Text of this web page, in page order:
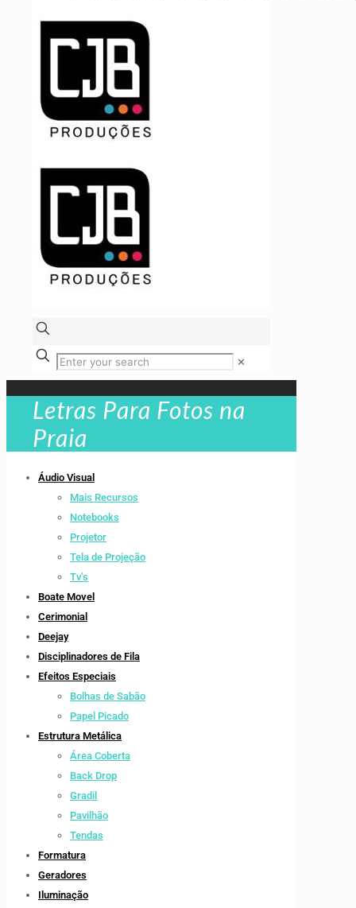
✕
Letras Para Fotos na
Praia
Áudio Visual
Mais Recursos
Notebooks
Projetor
Tela de Projeção
Tv’s
Boate Movel
Cerimonial
Deejay
Disciplinadores de Fila
Efeitos Especiais
Bolhas de Sabão
Papel Picado
Estrutura Metálica
Área Coberta
Back Drop
Gradil
Pavilhão
Tendas
Formatura
Geradores
Iluminação